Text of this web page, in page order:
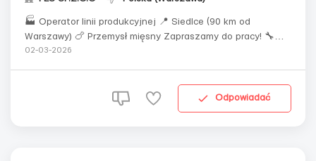
🏭 Operator linii produkcyjnej 📍 Siedlce (90 km od
Warszawy) 🍗 Przemysł mięsny Zapraszamy do pracy! 🔧
Obowiązki: • Kontrola i obsługa maszyn produkcyjnych •
(przykręcić/odkręcić) 👤 Wymagania: • K...
02-03-2026
Odpowiadać